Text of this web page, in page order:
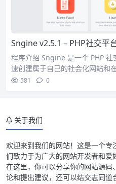
Sngine v2.5.1 – PHP社交平
程序介绍 Sngine 是一个 PHP
速创建属于自己的社会化网站和
581 0
关于我们
欢迎来到我们的网站！这是一个
们致力于为广大的网站开发者和爱
在这里，你可以分享你的网站源
论和提出建议，还可以结交志同道